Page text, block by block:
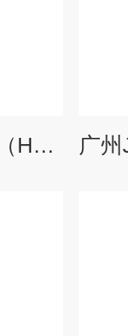
广州J.T.Baker色谱纯（HPLC）冰醋酸